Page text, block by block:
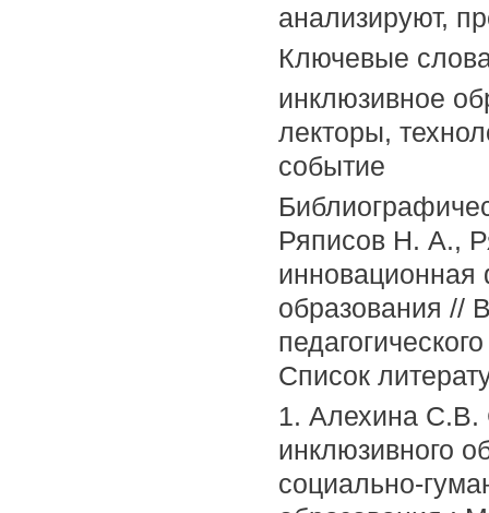
анализируют,
Ключевые
инклюзивное
лекторы,
событие
Ряписов Н. А.,
образования //
Список
1. Алехина С.В.
инклюзивного
социально-